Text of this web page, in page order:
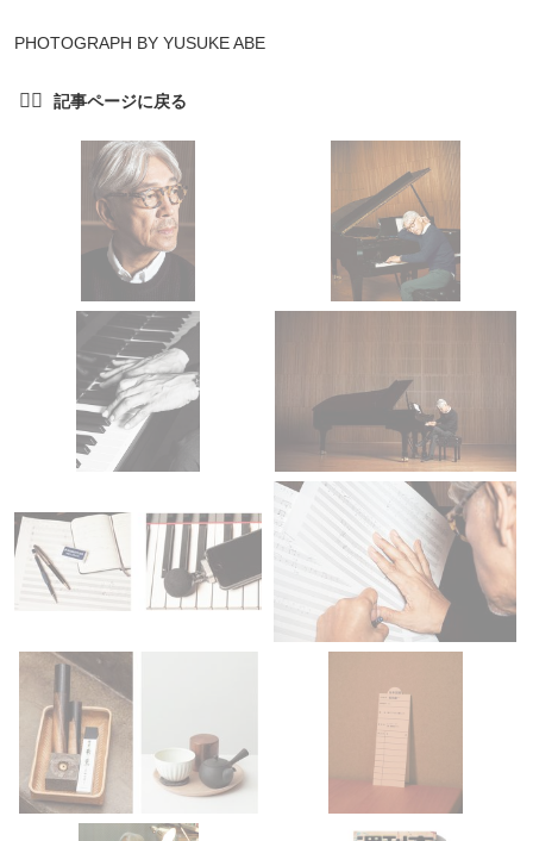
PHOTOGRAPH BY YUSUKE ABE